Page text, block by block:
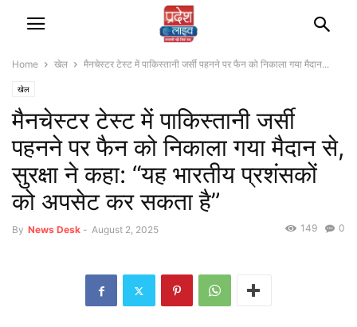
Home खेल मैनचेस्टर टेस्ट में पाकिस्तानी जर्सी पहनने पर फैन को निकाला गया मैदान...
खेल
मैनचेस्टर टेस्ट में पाकिस्तानी जर्सी
पहनने पर फैन को निकाला गया मैदान से,
सुरक्षा ने कहा: “यह भारतीय प्रशंसकों
को अपसेट कर सकता है”
By News Desk - August 2, 2025 0
149